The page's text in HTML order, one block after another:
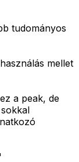
tudományos
mellet
a peak, de